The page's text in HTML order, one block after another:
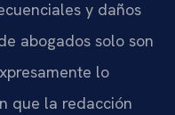
y daños
abogados solo son
lo
que la redacción